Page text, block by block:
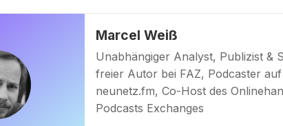
Marcel Weiß
Unabhängiger Analyst, Publizist &
freier Autor bei FAZ, Podcaster auf
neunetz.fm, Co-Host des
Podcasts Exchanges